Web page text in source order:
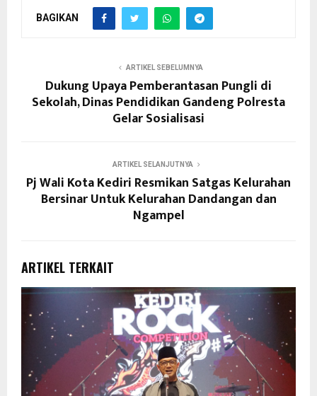
BAGIKAN
ARTIKEL SEBELUMNYA
Dukung Upaya Pemberantasan Pungli di
Sekolah, Dinas Pendidikan Gandeng Polresta
Gelar Sosialisasi
ARTIKEL SELANJUTNYA
Pj Wali Kota Kediri Resmikan Satgas Kelurahan
Bersinar Untuk Kelurahan Dandangan dan
Ngampel
ARTIKEL TERKAIT